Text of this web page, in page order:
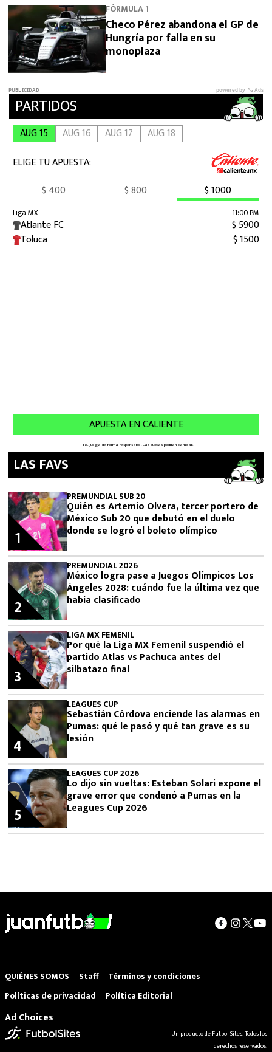
FÓRMULA 1
Checo Pérez abandona el GP de
Hungría por falla en su
monoplaza
LAS FAVS
PREMUNDIAL SUB 20
Quién es Artemio Olvera, tercer portero de
México Sub 20 que debutó en el duelo
donde se logró el boleto olímpico
1
PREMUNDIAL 2026
México logra pase a Juegos Olímpicos Los
Ángeles 2028: cuándo fue la última vez que
había clasificado
2
LIGA MX FEMENIL
Por qué la Liga MX Femenil suspendió el
partido Atlas vs Pachuca antes del
silbatazo final
3
LEAGUES CUP
Sebastián Córdova enciende las alarmas en
Pumas: qué le pasó y qué tan grave es su
lesión
4
LEAGUES CUP 2026
Lo dijo sin vueltas: Esteban Solari expone el
grave error que condenó a Pumas en la
Leagues Cup 2026
5
QUIÉNES SOMOS Staff
Términos y condiciones
Políticas de privacidad
Política Editorial
Ad Choices
Un producto de Futbol Sites. Todos los
derechos reservados.